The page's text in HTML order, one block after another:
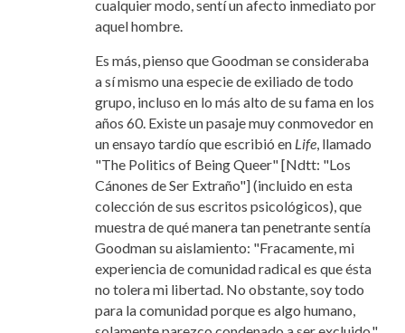
cualquier modo, sentí un afecto inmediato por
aquel hombre.
Es más, pienso que Goodman se consideraba
a sí mismo una especie de exiliado de todo
grupo, incluso en lo más alto de su fama en los
años 60. Existe un pasaje muy conmovedor en
un ensayo tardío que escribió en Life , llamado
"The Politics of Being Queer" [Ndtt: "Los
Cánones de Ser Extraño"] (incluido en esta
colección de sus escritos psicológicos), que
muestra de qué manera tan penetrante sentía
Goodman su aislamiento: "Fracamente, mi
experiencia de comunidad radical es que ésta
no tolera mi libertad. No obstante, soy todo
para la comunidad porque es algo humano,